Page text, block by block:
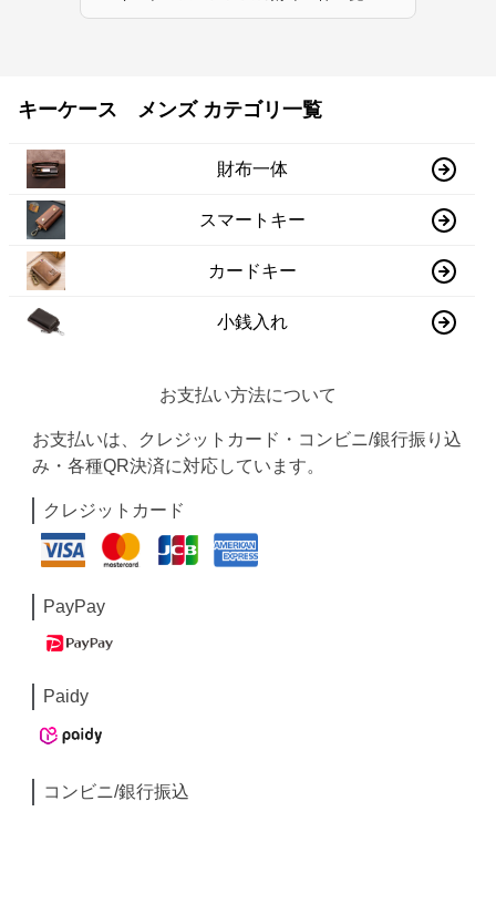
キーケース メンズ カテゴリ一覧
財布一体
スマートキー
カードキー
小銭入れ
お支払い方法について
お支払いは、クレジットカード・コンビニ/銀行振り込
み・各種QR決済に対応しています。
クレジットカード
PayPay
Paidy
コンビニ/銀行振込